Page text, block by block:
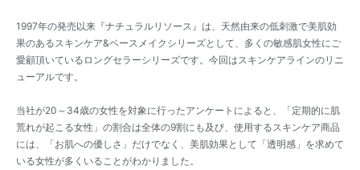
1997年の発売以来『ナチュラルリソース』は、天然由来の低刺激で美肌効
果のあるスキンケア&ベースメイクシリーズとして、多くの敏感肌女性にご
愛顧頂いているロングセラーシリーズです。今回はスキンケアラインのリニ
ューアルです。
当社が20～34歳の女性を対象に行ったアンケートによると、「定期的に肌
荒れが起こる女性」の割合は全体の9割にも及び、使用するスキンケア商品
には、「お肌への優しさ」だけでなく、美肌効果として「透明感」を求めて
いる女性が多くいることがわかりました。